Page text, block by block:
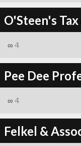
O'Steen's
∞ 4
Pee Dee
∞ 4
Felkel &